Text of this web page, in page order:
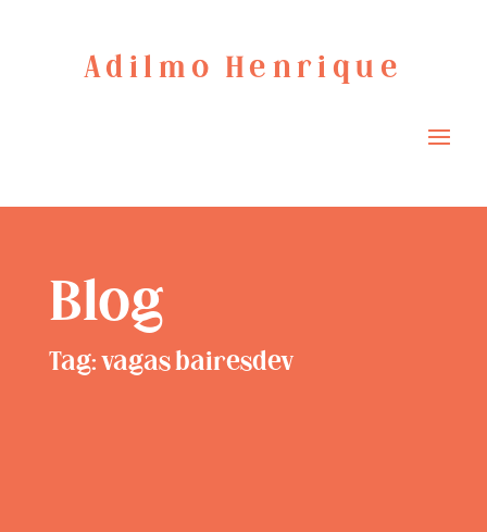
Adilmo Henrique
Blog
Tag: vagas bairesdev